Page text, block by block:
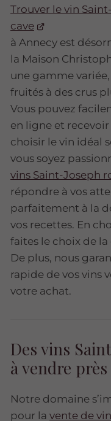
Trouver le vin
cave
à Annecy est
la Maison
une gamme
fruités à des crus
Vous pouvez
en ligne et
choisir le vin idéal
vous soyez
vins Saint-Joseph
répondre à vos
parfaitement à la
vos recettes. En
faites le choix de
De plus, nous
rapide de vos vins
votre achat.
Des vins
à vendre
Notre domaine
pour la vente de